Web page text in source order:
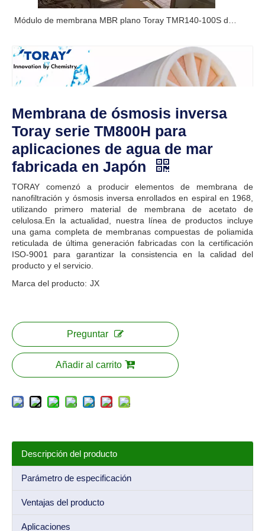
Membrana de ósmosis inversa
Toray serie TM800H para
aplicaciones de agua de mar
fabricada en Japón
TORAY comenzó a producir elementos de membrana de
nanofiltración y ósmosis inversa enrollados en espiral en 1968,
utilizando primero material de membrana de acetato de
celulosa.En la actualidad, nuestra línea de productos incluye
una gama completa de membranas compuestas de poliamida
reticulada de última generación fabricadas con la certificación
ISO-9001 para garantizar la consistencia en la calidad del
producto y el servicio.
Marca del producto: JX
Preguntar
Añadir al carrito
Descripción del producto
Parámetro de especificación
Ventajas del producto
Aplicaciones